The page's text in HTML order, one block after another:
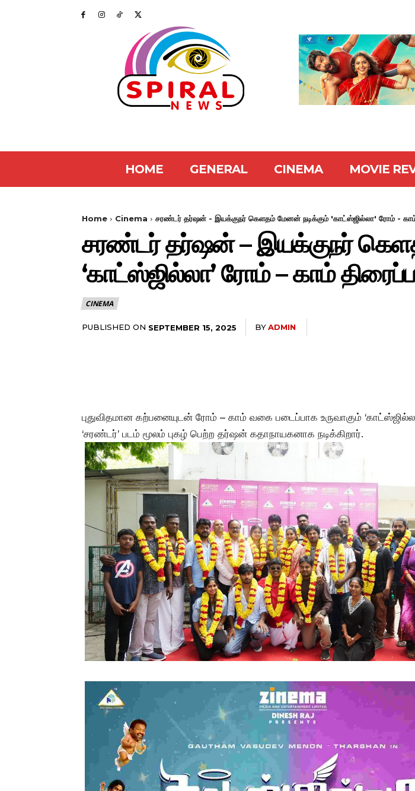
HOME GENERAL CINEMA MOVIE
Home Cinema சரண்டர் தர்ஷன் - இயக்குநர் கெளதம் மேனன் நடிக்கும் 'காட்ஸ்ஜில்லா' ரோம் - காம்
சரண்டர் தர்ஷன் – இயக்குநர்
‘காட்ஸ்ஜில்லா’ ரோம் – காம்
CINEMA
PUBLISHED ON SEPTEMBER 15, 2025 BYADMIN
புதுவிதமான கற்பனையுடன் ரோம் – காம் வகை படைப்பாக உருவாகும்
‘சரண்டர்’ படம் மூலம் புகழ் பெற்ற தர்ஷன் கதாநாயகனாக நடிக்கிறார்.